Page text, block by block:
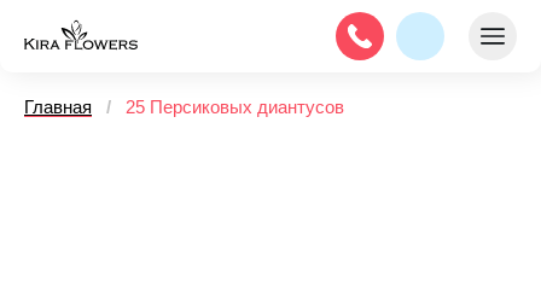
Главная / 25 Персиковых диантусов